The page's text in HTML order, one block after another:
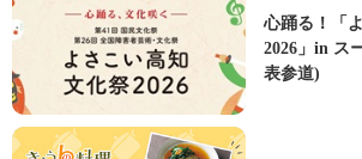
心踊る！「
2026」in ス
表参道)